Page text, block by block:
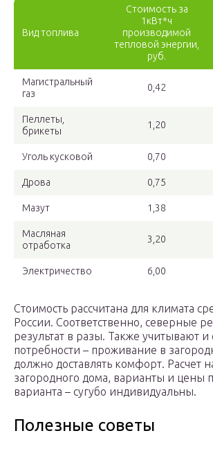
Вид топлива
Стоимость за
1кВт*ч
производимой
тепловой энергии,
руб.
Магистральный
газ
0,42
Пеллеты,
брикеты
1,20
Уголь кусковой 0,70
Дрова 0,75
Мазут 1,38
Масляная
отработка
3,20
Электричество 6,00
Стоимость рассчитана для климата
России. Соответственно, северные
результат в разы. Также учитывают и
потребности – проживание в
должно доставлять комфорт. Расчет
загородного дома, варианты и цены
варианта – сугубо индивидуальны.
Полезные советы